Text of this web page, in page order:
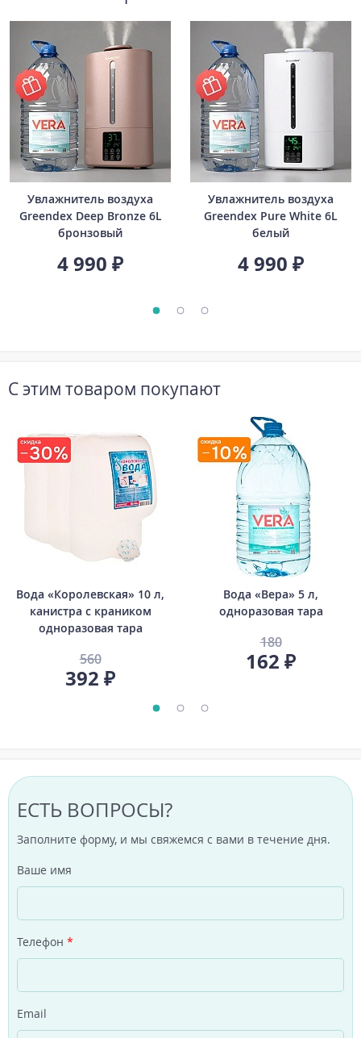
Увлажнитель воздуха
Greendex Deep Bronze 6L
бронзовый
4 990 ₽
Увлажнитель воздуха
Greendex Pure White 6L
белый
4 990 ₽
С этим товаром покупают
Вода «Королевская» 10 л,
канистра с краником
одноразовая тара
560
392 ₽
Вода «Вера» 5 л,
одноразовая тара
180
162 ₽
ЕСТЬ ВОПРОСЫ?
Заполните форму, и мы свяжемся с вами в течение дня.
Ваше имя
Телефон *
Email